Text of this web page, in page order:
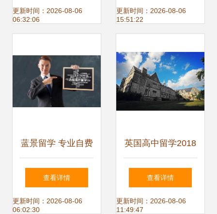
申友留学中介机构
服务
更新时间：2026-08-06
06:32:06
中介？自费出国留
更新时间：2026-08-06
15:51:22
蓝景留学 专业自费
出国留学中介服务
全解析
查看详情
更新时间：2026-08-06
06:02:30
英国高中留学2018
如何选择一个靠谱
的自费出国留学中
查看详情
更新时间：2026-08-06
11:49:47